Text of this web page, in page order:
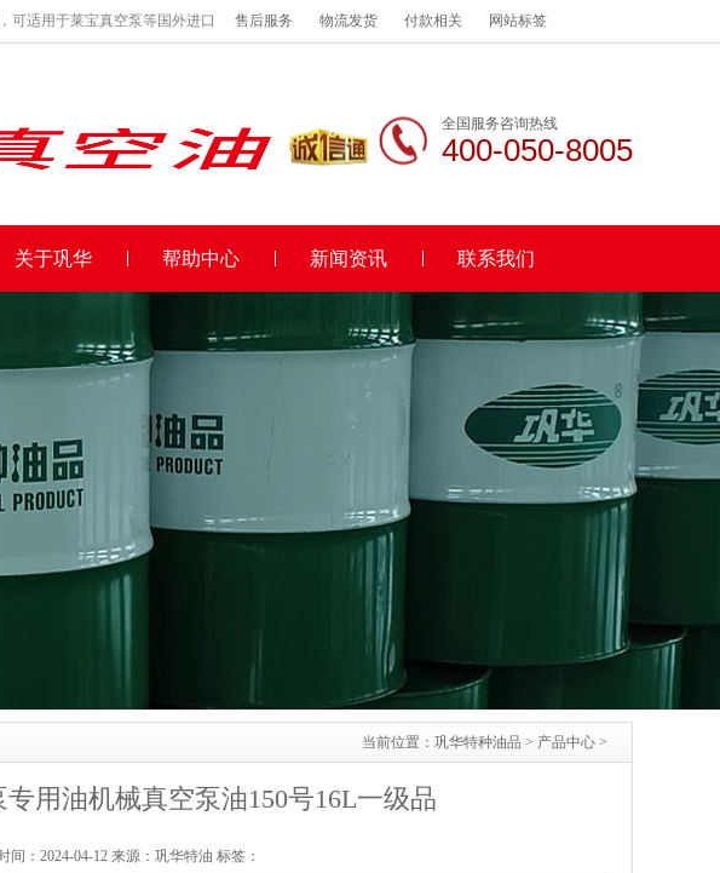
可适用于莱宝真空泵等国外进口 售后服务 物流发货 付款相关 网站标签
全国服务咨询热线
400-050-8005
关于巩华 帮助中心 新闻资讯 联系我们
当前位置： 巩华特种油品 > 产品中心 >
用油机械真空泵油150号16L一级品
间：2024-04-12 来源：巩华特油 标签：